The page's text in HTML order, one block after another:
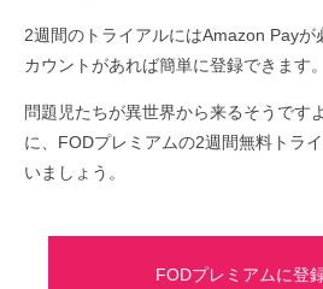
2週間のトライアルにはAmazon Payが
カウントがあれば簡単に登録できます。
問題児たちが異世界から来るそうです
に、FODプレミアムの2週間無料トラ
いましょう。
FODプレミアムに登